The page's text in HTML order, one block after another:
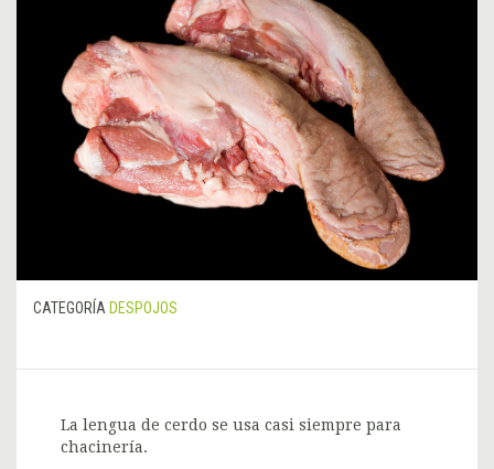
CATEGORÍA DESPOJOS
La lengua de cerdo se usa casi siempre para
chacinería.